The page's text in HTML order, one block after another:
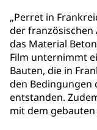
„Perret in
der französischen
das Material
Film unternimmt
Bauten, die in
den Bedingungen
entstanden.
mit dem